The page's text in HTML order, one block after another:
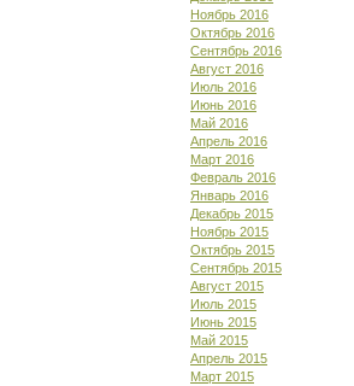
Ноябрь 2016
Октябрь 2016
Сентябрь 2016
Август 2016
Июль 2016
Июнь 2016
Май 2016
Апрель 2016
Март 2016
Февраль 2016
Январь 2016
Декабрь 2015
Ноябрь 2015
Октябрь 2015
Сентябрь 2015
Август 2015
Июль 2015
Июнь 2015
Май 2015
Апрель 2015
Март 2015